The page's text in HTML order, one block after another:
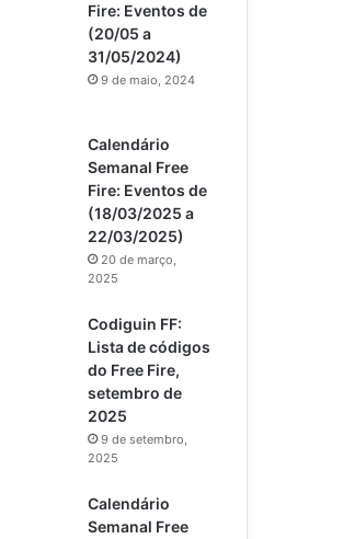
Fire: Eventos de
(20/05 a
31/05/2024)
9 de maio, 2024
Calendário
Semanal Free
Fire: Eventos de
(18/03/2025 a
22/03/2025)
20 de março,
2025
Codiguin FF:
Lista de códigos
do Free Fire,
setembro de
2025
9 de setembro,
2025
Calendário
Semanal Free